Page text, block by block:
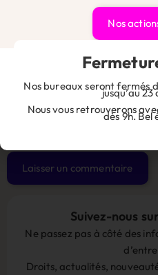
Enregistrer mon nom, mon e-
Suivez-nous
Ne passez pas à côté des
Droits, actualités,
Nos
Nos bureaux seront fermés
jusqu’au
Nous vous retrouverons
dès 9h. Bel